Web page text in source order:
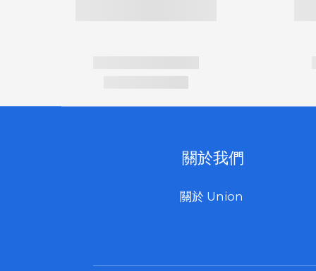
關於我們
關於 Union